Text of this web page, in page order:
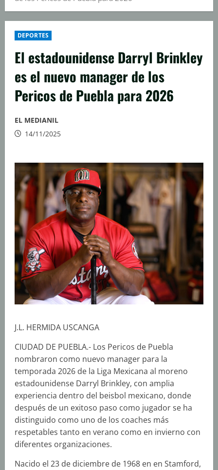
DEPORTES
El estadounidense Darryl Brinkley
es el nuevo manager de los
Pericos de Puebla para 2026
EL MEDIANIL
14/11/2025
J.L. HERMIDA USCANGA
CIUDAD DE PUEBLA.- Los Pericos de Puebla
nombraron como nuevo manager para la
temporada 2026 de la Liga Mexicana al moreno
estadounidense Darryl Brinkley, con amplia
experiencia dentro del beisbol mexicano, donde
después de un exitoso paso como jugador se ha
distinguido como uno de los coaches más
respetables tanto en verano como en invierno con
diferentes organizaciones.
Nacido el 23 de diciembre de 1968 en en Stamford,